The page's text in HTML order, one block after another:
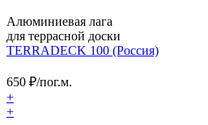
Алюминиевая лага
для террасной доски
TERRADECK 100 (Россия)
650 ₽/пог.м.
+
+